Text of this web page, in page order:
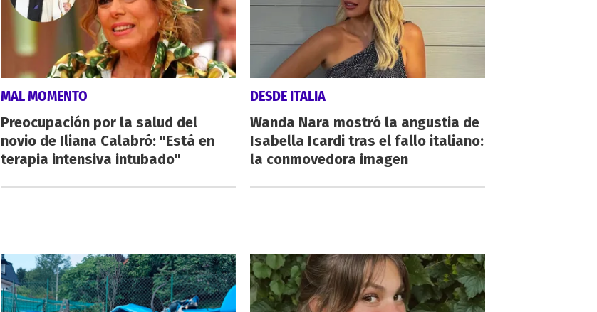
MAL MOMENTO
Preocupación por la salud del
novio de Iliana Calabró: "Está en
terapia intensiva intubado"
DESDE ITALIA
Wanda Nara mostró la angustia de
Isabella Icardi tras el fallo italiano:
la conmovedora imagen